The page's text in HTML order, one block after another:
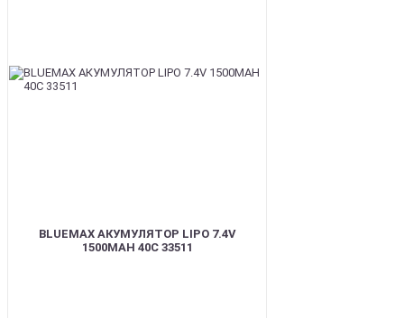
BLUEMAX АКУМУЛЯТОР LIPO 7.4V
1500MAH 40C 33511